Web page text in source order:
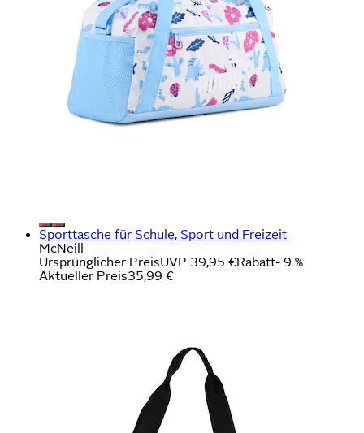
Sporttasche für Schule, Sport und Freizeit
McNeill
Ursprünglicher PreisUVP 39,95 €Rabatt- 9 %
Aktueller Preis35,99 €